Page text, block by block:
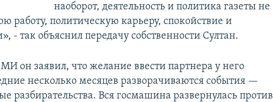
наоборот, деятельность и политика газеты не
работу, политическую карьеру, спокойствие и
- так объяснил передачу собственности Султан.
он заявил, что желание ввести партнера у него
несколько месяцев разворачиваются события —
разбирательства. Вся госмашина развернулась против